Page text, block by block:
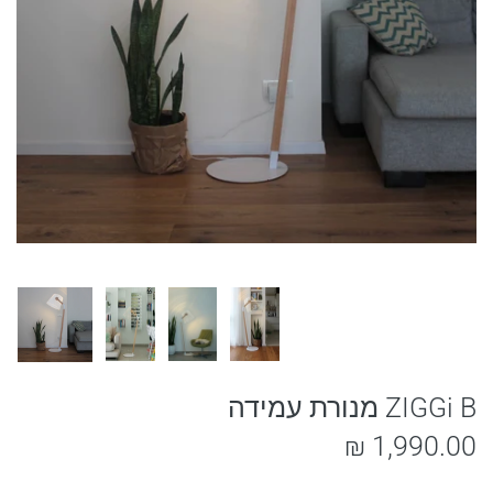
ZIGGi B מנורת עמידה
1,990.00 ₪